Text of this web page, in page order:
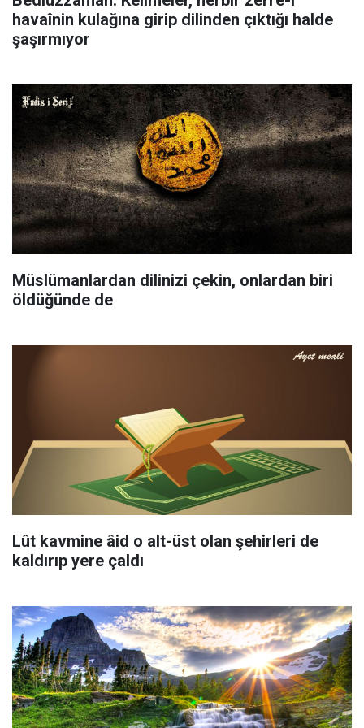
havaînin kulağına girip dilinden çıktığı halde
şaşırmıyor
Müslümanlardan dilinizi çekin, onlardan biri
öldüğünde de
Lût kavmine âid o alt-üst olan şehirleri de
kaldırıp yere çaldı